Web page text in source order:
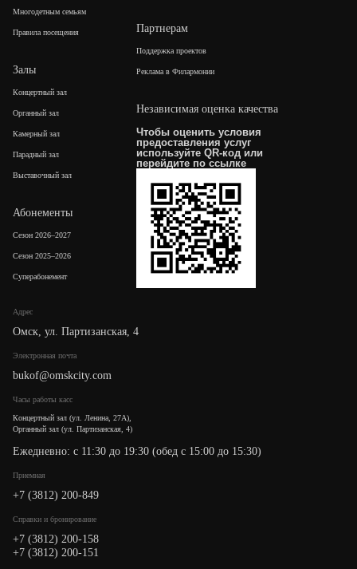
Адрес
Омск, ул. Партизанская, 4
Электронная почта
bukof@omskcity.com
Часы работы касс
Концертный зал (ул. Ленина, 27А),
Органный зал (ул. Партизанская, 4)
Ежедневно: с 11:30 до 19:30 (обед с 15:00 до 15:30)
Приемная
+7 (3812) 200-849
Cправки и бронирование
+7 (3812) 200-158
+7 (3812) 200-151
Многодетным семьям
Правила посещения
Залы
Концертный зал
Органный зал
Камерный зал
Парадный зал
Выставочный зал
Абонементы
Сезон 2026–2027
Сезон 2025–2026
Суперабонемент
Партнерам
Поддержка проектов
Реклама в Филармонии
Независимая оценка качества
Чтобы оценить условия
предоставления услуг
используйте QR-код или
перейдите по ссылке